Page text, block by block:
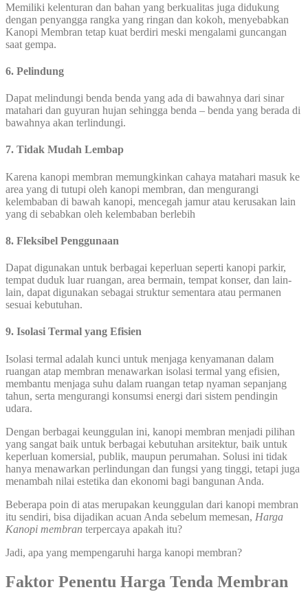
Memiliki kelenturan dan bahan yang berkualitas juga didukung
dengan penyangga rangka yang ringan dan kokoh, menyebabkan
Kanopi Membran tetap kuat berdiri meski mengalami guncangan
saat gempa.
6. Pelindung
Dapat melindungi benda benda yang ada di bawahnya dari sinar
matahari dan guyuran hujan sehingga benda – benda yang berada di
bawahnya akan terlindungi.
7. Tidak Mudah Lembap
Karena kanopi membran memungkinkan cahaya matahari masuk ke
area yang di tutupi oleh kanopi membran, dan mengurangi
kelembaban di bawah kanopi, mencegah jamur atau kerusakan lain
yang di sebabkan oleh kelembaban berlebih
8. Fleksibel Penggunaan
Dapat digunakan untuk berbagai keperluan seperti kanopi parkir,
tempat duduk luar ruangan, area bermain, tempat konser, dan lain-
lain, dapat digunakan sebagai struktur sementara atau permanen
sesuai kebutuhan.
9. Isolasi Termal yang Efisien
Isolasi termal adalah kunci untuk menjaga kenyamanan dalam
ruangan atap membran menawarkan isolasi termal yang efisien,
membantu menjaga suhu dalam ruangan tetap nyaman sepanjang
tahun, serta mengurangi konsumsi energi dari sistem pendingin
udara.
Dengan berbagai keunggulan ini, kanopi membran menjadi pilihan
yang sangat baik untuk berbagai kebutuhan arsitektur, baik untuk
keperluan komersial, publik, maupun perumahan. Solusi ini tidak
hanya menawarkan perlindungan dan fungsi yang tinggi, tetapi juga
menambah nilai estetika dan ekonomi bagi bangunan Anda.
Beberapa poin di atas merupakan keunggulan dari kanopi membran
itu sendiri, bisa dijadikan acuan Anda sebelum memesan, Harga
Kanopi membran terpercaya apakah itu?
Jadi, apa yang mempengaruhi harga kanopi membran?
Faktor Penentu Harga Tenda Membran